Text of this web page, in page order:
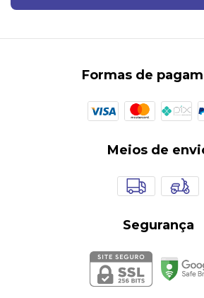
Formas de
Meios de
Segurança